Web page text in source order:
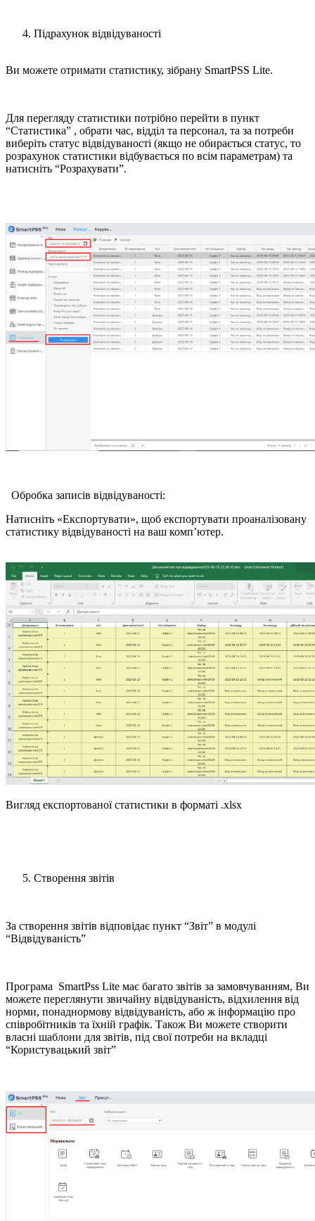
Підрахунок відвідуваності
Ви можете отримати статистику, зібрану SmartPSS Lite.
Для перегляду статистики потрібно перейти в пункт
“Статистика” , обрати час, відділ та персонал, та за потреби
виберіть статус відвідуваності (якщо не обирається статус, то
розрахунок статистики відбувається по всім параметрам) та
натисніть “Розрахувати”.
Обробка записів відвідуваності:
Натисніть «Експортувати», щоб експортувати проаналізовану
статистику відвідуваності на ваш комп’ютер.
Вигляд експортованої статистики в форматі .xlsx
Створення звітів
За створення звітів відповідає пункт “Звіт” в модулі
“Відвідуваність”
Програма SmartPss Lite має багато звітів за замовчуванням, Ви
можете переглянути звичайну відвідуваність, відхилення від
норми, понаднормову відвідуваність, або ж інформацію про
співробітників та їхній графік. Також Ви можете створити
власні шаблони для звітів, під свої потреби на вкладці
“Користувацький звіт”